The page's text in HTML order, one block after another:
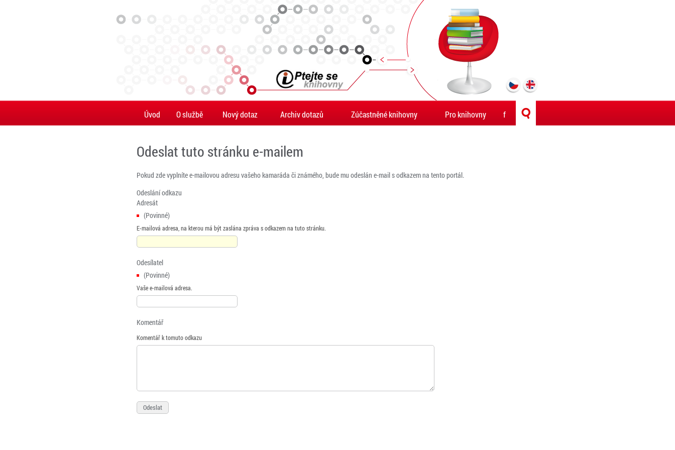
Úvod O službě Nový dotaz Archiv dotazů Zúčastněné knihovny Pro knihovny f
Odeslat tuto stránku e-mailem
Pokud zde vyplníte e-mailovou adresu vašeho kamaráda či známého, bude mu odeslán e-mail s odkazem na tento portál.
Odeslání odkazu
Adresát
(Povinné)
E-mailová adresa, na kterou má být zaslána zpráva s odkazem na tuto stránku.
Odesílatel
(Povinné)
Vaše e-mailová adresa.
Komentář
Komentář k tomuto odkazu